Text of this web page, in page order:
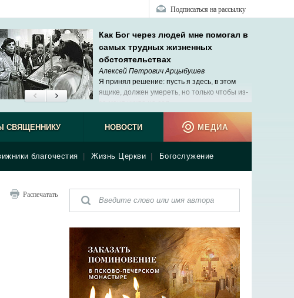
Подписаться на рассылку
Как Бог через людей мне помогал в
самых трудных жизненных
обстоятельствах
Алексей Петрович Арцыбушев
Я принял решение: пусть я здесь, в этом
ящике, должен умереть, но только чтобы из-
благочестия Жизнь Церкви Богослужение
СВЯЩЕННИКУ НОВОСТИ МЕДИА
Распечатать